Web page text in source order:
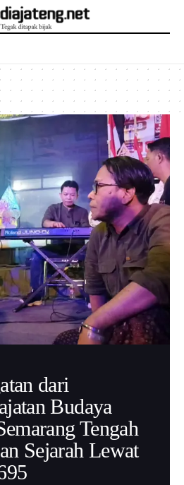
dari
Budaya
Tengah
Sejarah Lewat